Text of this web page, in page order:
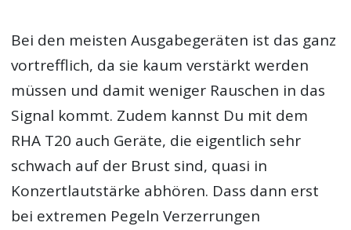
Bei den meisten Ausgabegeräten ist das ganz
vortrefflich, da sie kaum verstärkt werden
müssen und damit weniger Rauschen in das
Signal kommt. Zudem kannst Du mit dem
RHA T20 auch Geräte, die eigentlich sehr
schwach auf der Brust sind, quasi in
Konzertlautstärke abhören. Dass dann erst
bei extremen Pegeln Verzerrungen